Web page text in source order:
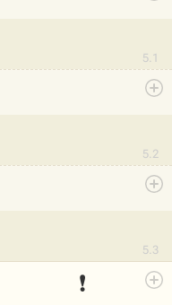
5.1
5.2
5.3
❗